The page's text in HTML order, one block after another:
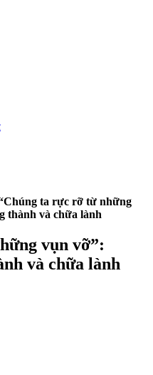
ta rực rỡ từ những
thành và chữa lành
vụn vỡ”:
và chữa lành